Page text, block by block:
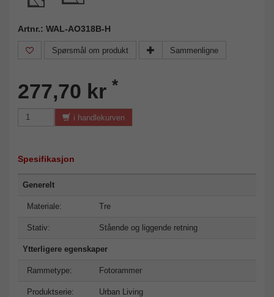
Artnr.: WAL-AO318B-H
Spørsmål om produkt Sammenligne
277,70 kr *
i handlekurven
Spesifikasjon
Generelt
Materiale: Tre
Stativ: Stående og liggende retning
Ytterligere egenskaper
Rammetype: Fotorammer
Produktserie: Urban Living